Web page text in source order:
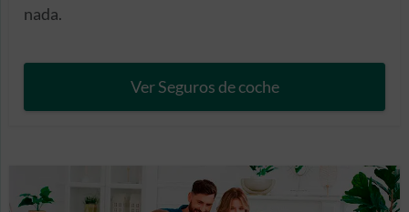
nada.
Ver Seguros de coche